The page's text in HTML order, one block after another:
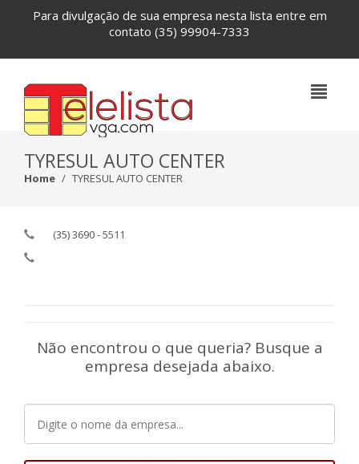
Para divulgação de sua empresa nesta lista entre em
contato (35) 99904-7333
TYRESUL AUTO CENTER
Home TYRESUL AUTO CENTER
(35) 3690 - 5511
Não encontrou o que queria? Busque a
empresa desejada abaixo.